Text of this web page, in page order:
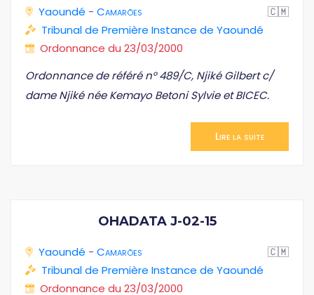
Yaoundé - Camarões
🇨🇲
Tribunal de Première Instance de Yaoundé
Ordonnance du 23/03/2000
Ordonnance de référé n° 489/C, Njiké Gilbert c/
dame Njiké née Kemayo Betoni Sylvie et BICEC.
Lire la suite
OHADATA J-02-15
Yaoundé - Camarões
🇨🇲
Tribunal de Première Instance de Yaoundé
Ordonnance du 23/03/2000